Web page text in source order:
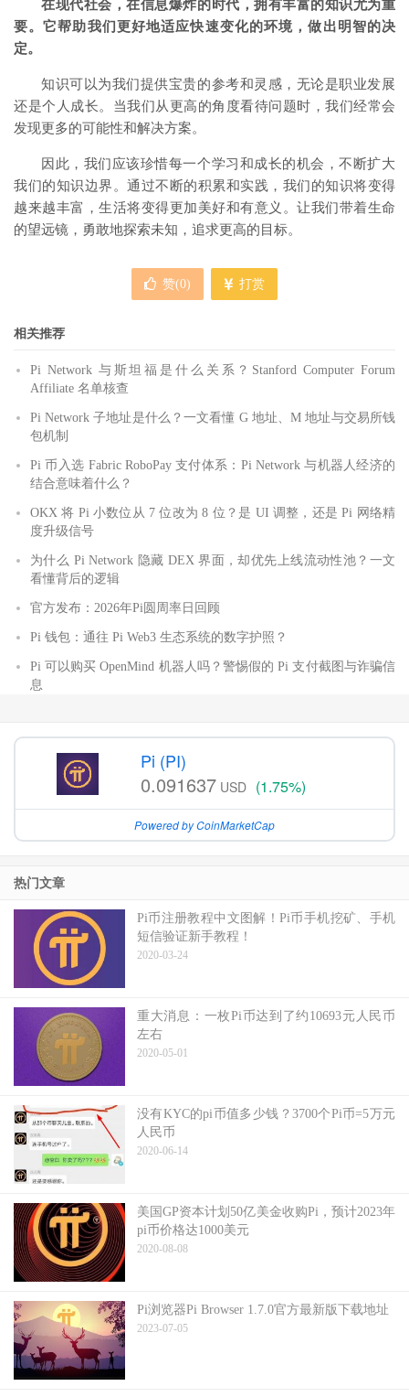
在现代社会，在信息爆炸的时代，拥有丰富的知识尤为重
要。它帮助我们更好地适应快速变化的环境，做出明智的决
定。
知识可以为我们提供宝贵的参考和灵感，无论是职业发展
还是个人成长。当我们从更高的角度看待问题时，我们经常会
发现更多的可能性和解决方案。
因此，我们应该珍惜每一个学习和成长的机会，不断扩大
我们的知识边界。通过不断的积累和实践，我们的知识将变得
越来越丰富，生活将变得更加美好和有意义。让我们带着生命
的望远镜，勇敢地探索未知，追求更高的目标。
赞(0) 打赏
相关推荐
Pi Network 与斯坦福是什么关系？Stanford Computer Forum
Affiliate 名单核查
Pi Network 子地址是什么？一文看懂 G 地址、M 地址与交易所钱
包机制
Pi 币入选 Fabric RoboPay 支付体系：Pi Network 与机器人经济的
结合意味着什么？
OKX 将 Pi 小数位从 7 位改为 8 位？是 UI 调整，还是 Pi 网络精
度升级信号
为什么 Pi Network 隐藏 DEX 界面，却优先上线流动性池？一文
看懂背后的逻辑
官方发布：2026年Pi圆周率日回顾
Pi 钱包：通往 Pi Web3 生态系统的数字护照？
Pi 可以购买 OpenMind 机器人吗？警惕假的 Pi 支付截图与诈骗信
息
Pi (PI)
0.091637 USD (1.75%)
Powered by CoinMarketCap
热门文章
Pi币注册教程中文图解！Pi币手机挖矿、手机
短信验证新手教程！
2020-03-24
重大消息：一枚Pi币达到了约10693元人民币
左右
2020-05-01
没有KYC的pi币值多少钱？3700个Pi币=5万元
人民币
2020-06-14
美国GP资本计划50亿美金收购Pi，预计2023年
pi币价格达1000美元
2020-08-08
Pi浏览器Pi Browser 1.7.0官方最新版下载地址
2023-07-05